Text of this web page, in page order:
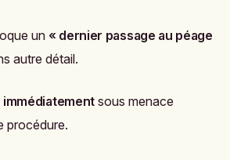
un « dernier passage au péage
autre détail.
immédiatementsous menace
procédure.